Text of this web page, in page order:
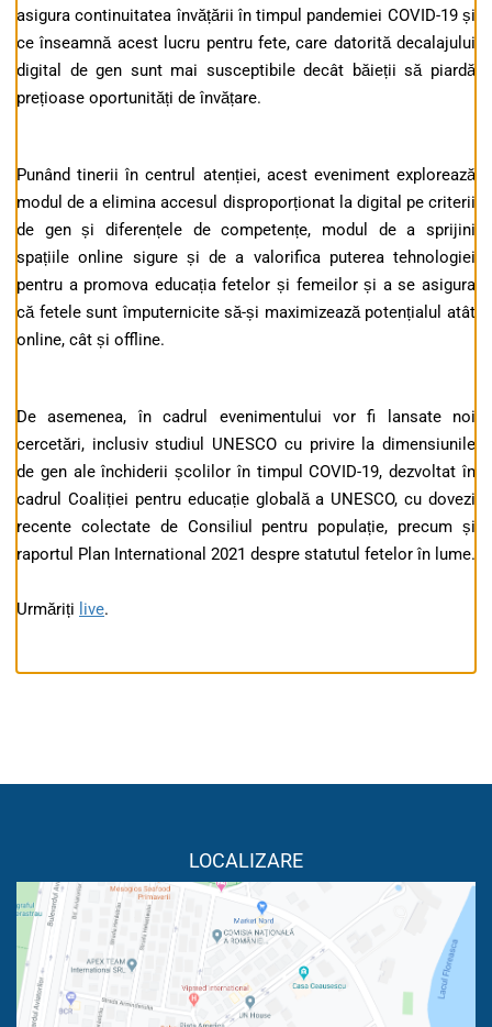
asigura continuitatea învățării în timpul pandemiei COVID-19 și
ce înseamnă acest lucru pentru fete, care datorită decalajului
digital de gen sunt mai susceptibile decât băieții să piardă
prețioase oportunități de învățare.
Punând tinerii în centrul atenției, acest eveniment explorează
modul de a elimina accesul disproporționat la digital pe criterii
de gen și diferențele de competențe, modul de a sprijini
spațiile online sigure și de a valorifica puterea tehnologiei
pentru a promova educația fetelor și femeilor și a se asigura
că fetele sunt împuternicite să-și maximizează potențialul atât
online, cât și offline.
De asemenea, în cadrul evenimentului vor fi lansate noi
cercetări, inclusiv studiul UNESCO cu privire la dimensiunile
de gen ale închiderii școlilor în timpul COVID-19, dezvoltat în
cadrul Coaliției pentru educație globală a UNESCO, cu dovezi
recente colectate de Consiliul pentru populație, precum și
raportul Plan International 2021 despre statutul fetelor în lume.
Urmăriți live.
LOCALIZARE